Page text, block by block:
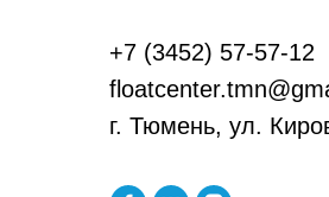
+7 (3452) 57-57-12
г. Тюмень, ул.